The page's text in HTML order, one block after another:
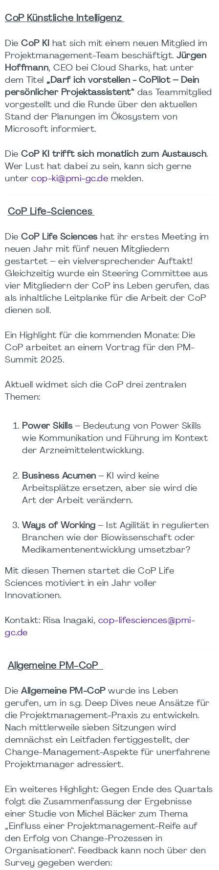
CoP Künstliche Intelligenz
Die CoP KI
hat sich mit einem neuen Mitglied im
Projektmanagement-Team beschäftigt. Jürgen
Hoffmann, CEO bei Cloud Sharks, hat unter
dem Titel „Darf ich vorstellen - CoPilot – Dein
persönlicher Projektassistent“ das Teammitglied
vorgestellt und die Runde über den aktuellen
Stand der Planungen im Ökosystem von
Microsoft informiert.
Die CoP KI trifft sich monatlich zum Austausch.
Wer Lust hat dabei zu sein, kann sich gerne
unter cop-ki@pmi-gc.de melden.
CoP Life-Sciences
Die CoP Life Scienceshat ihr erstes Meeting im
neuen Jahr mit fünf neuen Mitgliedern
gestartet – ein vielversprechender Auftakt!
Gleichzeitig wurde ein Steering Committee aus
vier Mitgliedern der CoP ins Leben gerufen, das
als inhaltliche Leitplanke für die Arbeit der CoP
dienen soll.
Ein Highlight für die kommenden Monate: Die
CoP arbeitet an einem Vortrag für den PM-
Summit 2025.
Aktuell widmet sich die CoP drei zentralen
Themen:
Power Skills– Bedeutung von Power Skills
wie Kommunikation und Führung im Kontext
der Arzneimittelentwicklung.
Business Acumen – KI wird keine
Arbeitsplätze ersetzen, aber sie wird die
Art der Arbeit verändern.
Ways of Working – Ist Agilität in regulierten
Branchen wie der Biowissenschaft oder
Medikamentenentwicklung umsetzbar?
Mit diesen Themen startet die CoP Life
Sciences motiviert in ein Jahr voller
Innovationen.
Kontakt: Risa Inagaki, cop-lifesciences@pmi-
gc.de
Allgemeine PM-CoP
Die Allgemeine PM-CoPwurde ins Leben
gerufen, um in s.g. Deep Dives neue Ansätze für
die Projektmanagement-Praxis zu entwickeln.
Nach mittlerweile sieben Sitzungen wird
demnächst ein Leitfaden fertiggestellt, der
Change-Management-Aspekte für unerfahrene
Projektmanager adressiert.
Ein weiteres Highlight: Gegen Ende des Quartals
folgt die Zusammenfassung der Ergebnisse
einer Studie von Michel Bäcker zum Thema
„Einfluss einer Projektmanagement-Reife auf
den Erfolg von Change-Prozessen in
Organisationen“. Feedback kann noch über den
Survey gegeben werden: